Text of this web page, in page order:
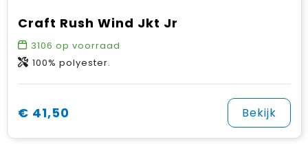
Craft Rush Wind Jkt Jr
3106 op voorraad
100% polyester.
€ 41,50 Bekijk